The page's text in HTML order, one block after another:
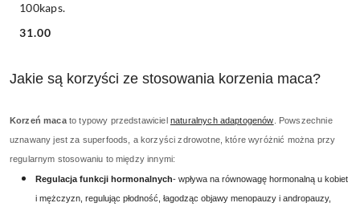
100kaps.
Cena:
31.00
Jakie są korzyści ze stosowania korzenia maca?
Korzeń macato typowy przedstawiciel naturalnych adaptogenów. Powszechnie
uznawany jest za superfoods, a korzyści zdrowotne, które wyróżnić można przy
regularnym stosowaniu to między innymi:
Regulacja funkcji hormonalnych- wpływa na równowagę hormonalną u kobiet
i mężczyzn, regulując płodność, łagodząc objawy menopauzy i andropauzy,